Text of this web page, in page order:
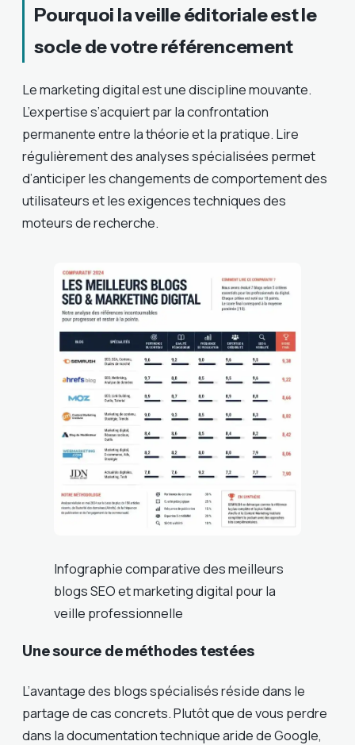
Pourquoi la veille éditoriale est le
socle de votre référencement
Le marketing digital est une discipline mouvante.
L’expertise s’acquiert par la confrontation
permanente entre la théorie et la pratique. Lire
régulièrement des analyses spécialisées permet
d’anticiper les changements de comportement des
utilisateurs et les exigences techniques des
moteurs de recherche.
Infographie comparative des meilleurs
blogs SEO et marketing digital pour la
veille professionnelle
Une source de méthodes testées
L’avantage des blogs spécialisés réside dans le
partage de cas concrets. Plutôt que de vous perdre
dans la documentation technique aride de Google,